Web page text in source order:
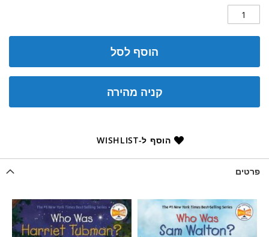
הוסף לסל
קניה מהירה
הוסף ל-WISHLIST
פרטים